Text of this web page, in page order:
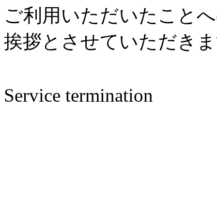
ご利用いただいたこと
挨拶とさせていただき
Service termination